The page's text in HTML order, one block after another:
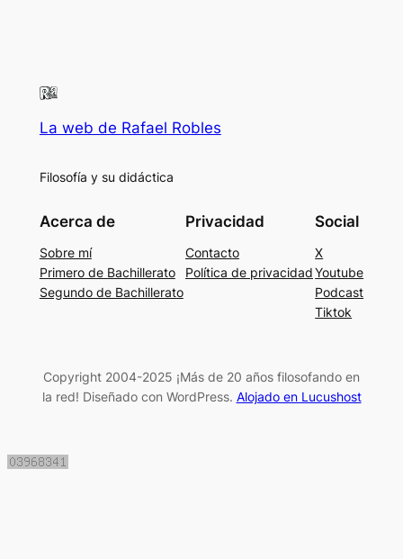
La web de Rafael Robles
Filosofía y su didáctica
Acerca de
Sobre mí
Primero de Bachillerato
Segundo de Bachillerato
Privacidad
Contacto
Política de privacidad
Social
X
Youtube
Podcast
Tiktok
Copyright 2004-2025 ¡Más de 20 años filosofando en
la red! Diseñado con WordPress. Alojado en Lucushost